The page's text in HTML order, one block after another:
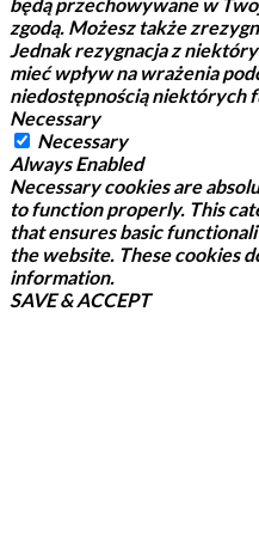
będą przechowywane w
zgodą. Możesz także
Jednak rezygnacja z
mieć wpływ na wrażenia
niedostępnością niektórych
Necessary
Necessary
Always Enabled
Necessary cookies are
to function properly. This
that ensures basic
the website. These cookies
information.
SAVE & ACCEPT